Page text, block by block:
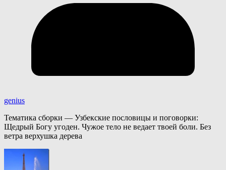
genius
Тематика сборки — Узбекские пословицы и поговорки:
Щедрый Богу угоден. Чужое тело не ведает твоей боли. Без
ветра верхушка дерева